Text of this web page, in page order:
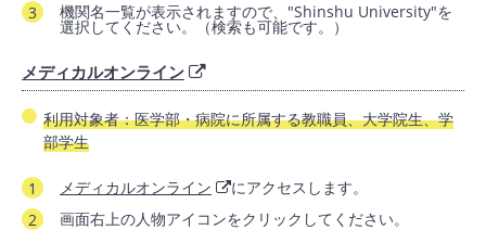
機関名一覧が表示されますので、"Shinshu University"を
選択してください。（検索も可能です。）
メディカルオンライン
利用対象者：医学部・病院に所属する教職員、大学院生、学
部学生
メディカルオンライン
にアクセスします。
画面右上の人物アイコンをクリックしてください。